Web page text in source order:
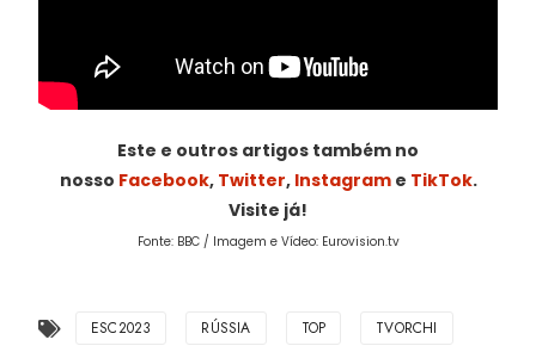
Este e outros artigos também no
nosso Facebook, Twitter, Instagrame TikTok.
Visite já!
Fonte: BBC / Imagem e Vídeo: Eurovision.tv
ESC2023 RÚSSIA TOP TVORCHI